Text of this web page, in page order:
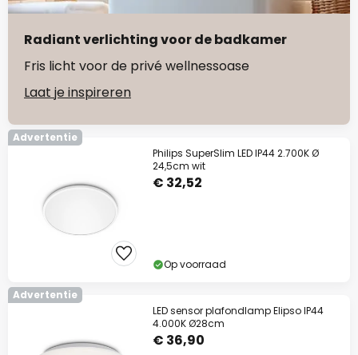
Radiant verlichting voor de badkamer
Fris licht voor de privé wellnessoase
Laat je inspireren
Advertentie
Philips SuperSlim LED IP44 2.700K Ø
24,5cm wit
€ 32,52
Op voorraad
Advertentie
LED sensor plafondlamp Elipso IP44
4.000K Ø28cm
€ 36,90